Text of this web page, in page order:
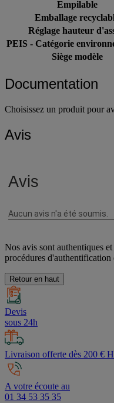
Empilable
Emballage
Réglage hauteur
PEIS - Catégorie
Siège modèle
Documentation
Choisissez un produit pour
Avis
Nos avis sont authentiques
procédures d'authentification
Retour en haut
Devis
sous 24h
Livraison offerte dès 200 €
A votre écoute au
01 34 53 35 35